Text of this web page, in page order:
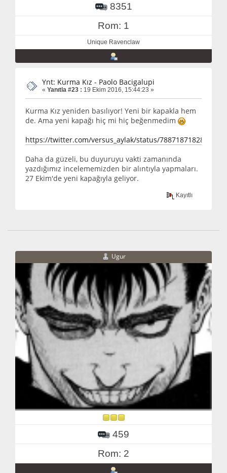
8351
Rom: 1
Unique Ravenclaw
Ynt: Kurma Kız - Paolo Bacigalupi
« Yanıtla #23 : 19 Ekim 2016, 15:44:23 »
Kurma Kız yeniden basılıyor! Yeni bir kapakla hem
de. Ama yeni kapağı hiç mi hiç beğenmedim
https://twitter.com/versus_aylak/status/
Daha da güzeli, bu duyuruyu vakti zamanında
yazdığımız incelememizden bir alıntıyla yapmaları.
27 Ekim'de yeni kapağıyla geliyor.
Kayıtlı
Ugur
459
Rom: 2